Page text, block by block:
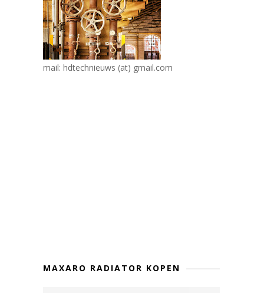
mail: hdtechnieuws (at) gmail.com
MAXARO RADIATOR KOPEN